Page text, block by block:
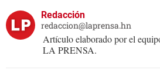
Redacción
redaccion@laprensa.hn
Artículo elaborado por el
LA PRENSA.